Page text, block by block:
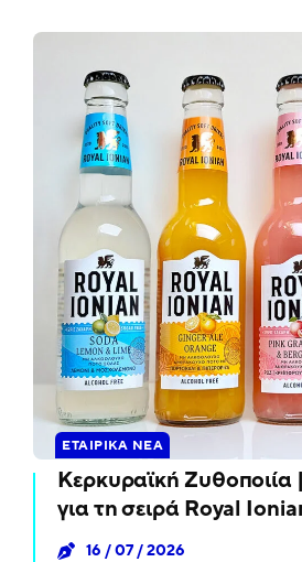
ΕΤΑΙΡΙΚΆ ΝΈΑ
Κερκυραϊκή
για τη σειρά Royal
16 / 07 / 2026